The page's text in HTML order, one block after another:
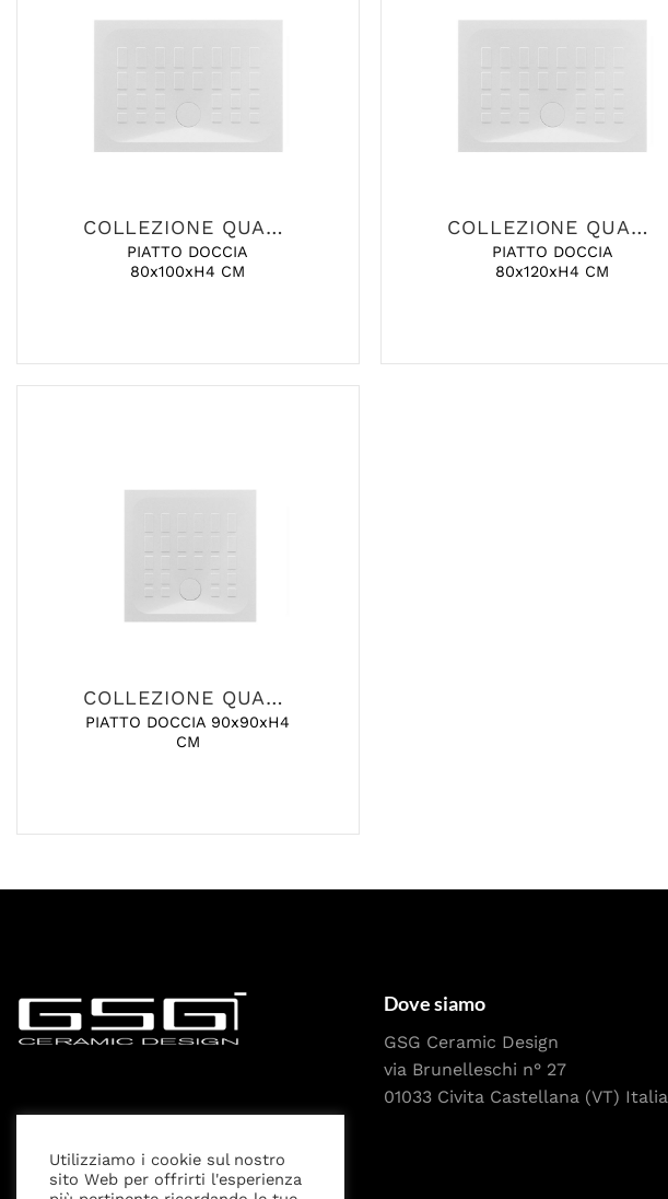
COLLEZIONE QUADRO
PIATTO DOCCIA
80x100xH4 CM
COLLEZIONE QUADRO
PIATTO DOCCIA
80x120xH4 CM
COLLEZIONE QUADRO
PIATTO DOCCIA 90x90xH4
CM
Dove siamo
GSG Ceramic Design
via Brunelleschi n° 27
01033 Civita Castellana (VT) Italia
Utilizziamo i cookie sul nostro
sito Web per offrirti l'esperienza